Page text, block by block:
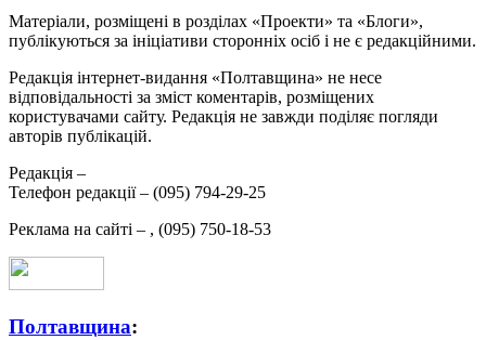
Матеріали, розміщені в розділах «Проекти» та «Блоги»,
публікуються за ініціативи сторонніх осіб і не є редакційними.
Редакція інтернет-видання «Полтавщина» не несе
відповідальності за зміст коментарів, розміщених
користувачами сайту. Редакція не завжди поділяє погляди
авторів публікацій.
Редакція –
Телефон редакції – (095) 794-29-25
Реклама на сайті – , (095) 750-18-53
Полтавщина: